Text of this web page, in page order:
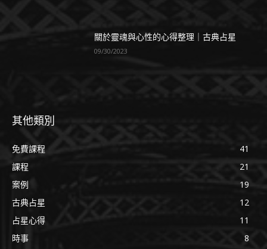
關於靈魂與心性的心得整理｜古典占星
09/30/2023
其他類別
免費課程
41
課程
21
案例
19
古典占星
12
占星心得
11
時事
8